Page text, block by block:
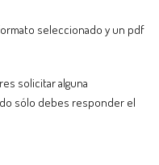
seleccionado y un pdf
solicitar alguna
sólo debes responder el